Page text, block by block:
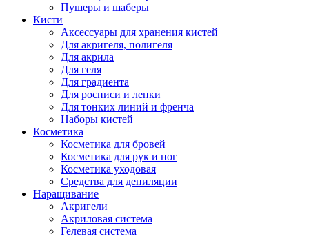
Пушеры и шаберы
Кисти
Аксессуары для хранения кистей
Для акригеля, полигеля
Для акрила
Для геля
Для градиента
Для росписи и лепки
Для тонких линий и френча
Наборы кистей
Косметика
Косметика для бровей
Косметика для рук и ног
Косметика уходовая
Средства для депиляции
Наращивание
Акригели
Акриловая система
Гелевая система